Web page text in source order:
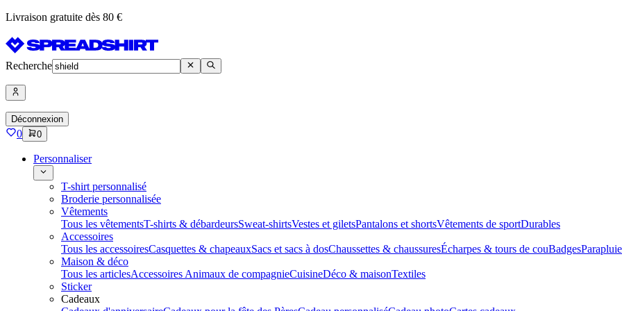
Livraison gratuite dès 80 €
Recherche
Déconnexion
0 0
Personnaliser
T-shirt personnalisé
Broderie personnalisée
Vêtements
Tous les vêtementsT-shirts & débardeursSweat-shirtsVestes et giletsPantalons et shortsVêtements de sportDurables
Accessoires
Tous les accessoiresCasquettes & chapeauxSacs et sacs à dosChaussettes & chaussuresÉcharpes & tours de couBadges
Maison & déco
Tous les articlesAccessoires Animaux de compagnieCuisineDéco & maisonTextiles
Sticker
Cadeaux